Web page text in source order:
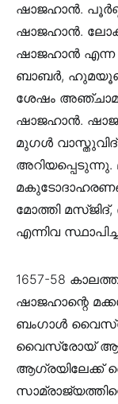
ഷാജഹാൻ.
ഷാജഹാൻ.
ഷാജഹാൻ എന്ന
ബാബർ,
ശേഷം
ഷാജഹാൻ.
മുഗൾ
മോത്തി മസ്‌ജിദ്,
എന്നിവ
1657-58
ഷാജഹാന്റെ
ബംഗാൾ
വൈസ്രോയ്
ആഗ്രയിലേക്ക്